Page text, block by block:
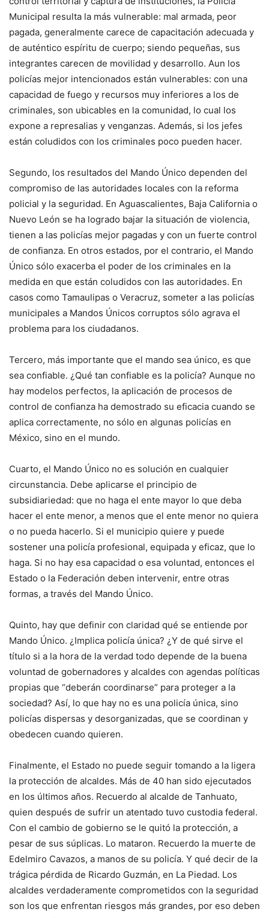
Municipal resulta la más vulnerable: mal armada, peor
pagada, generalmente carece de capacitación adecuada y
de auténtico espíritu de cuerpo; siendo pequeñas, sus
integrantes carecen de movilidad y desarrollo. Aun los
policías mejor intencionados están vulnerables: con una
capacidad de fuego y recursos muy inferiores a los de
criminales, son ubicables en la comunidad, lo cual los
expone a represalias y venganzas. Además, si los jefes
están coludidos con los criminales poco pueden hacer.
Segundo, los resultados del Mando Único dependen del
compromiso de las autoridades locales con la reforma
policial y la seguridad. En Aguascalientes, Baja California o
Nuevo León se ha logrado bajar la situación de violencia,
tienen a las policías mejor pagadas y con un fuerte control
de confianza. En otros estados, por el contrario, el Mando
Único sólo exacerba el poder de los criminales en la
medida en que están coludidos con las autoridades. En
casos como Tamaulipas o Veracruz, someter a las policías
municipales a Mandos Únicos corruptos sólo agrava el
problema para los ciudadanos.
Tercero, más importante que el mando sea único, es que
sea confiable. ¿Qué tan confiable es la policía? Aunque no
hay modelos perfectos, la aplicación de procesos de
control de confianza ha demostrado su eficacia cuando se
aplica correctamente, no sólo en algunas policías en
México, sino en el mundo.
Cuarto, el Mando Único no es solución en cualquier
circunstancia. Debe aplicarse el principio de
subsidiariedad: que no haga el ente mayor lo que deba
hacer el ente menor, a menos que el ente menor no quiera
o no pueda hacerlo. Si el municipio quiere y puede
sostener una policía profesional, equipada y eficaz, que lo
haga. Si no hay esa capacidad o esa voluntad, entonces el
Estado o la Federación deben intervenir, entre otras
formas, a través del Mando Único.
Quinto, hay que definir con claridad qué se entiende por
Mando Único. ¿Implica policía única? ¿Y de qué sirve el
título si a la hora de la verdad todo depende de la buena
voluntad de gobernadores y alcaldes con agendas políticas
propias que “deberán coordinarse” para proteger a la
sociedad? Así, lo que hay no es una policía única, sino
policías dispersas y desorganizadas, que se coordinan y
obedecen cuando quieren.
Finalmente, el Estado no puede seguir tomando a la ligera
la protección de alcaldes. Más de 40 han sido ejecutados
en los últimos años. Recuerdo al alcalde de Tanhuato,
quien después de sufrir un atentado tuvo custodia federal.
Con el cambio de gobierno se le quitó la protección, a
pesar de sus súplicas. Lo mataron. Recuerdo la muerte de
Edelmiro Cavazos, a manos de su policía. Y qué decir de la
trágica pérdida de Ricardo Guzmán, en La Piedad. Los
alcaldes verdaderamente comprometidos con la seguridad
son los que enfrentan riesgos más grandes, por eso deben